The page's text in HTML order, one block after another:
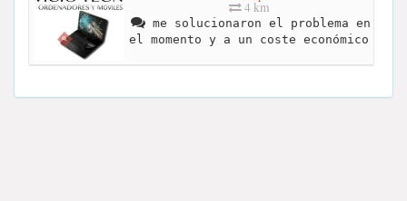
4 km
me solucionaron el problema en
el momento y a un coste económico